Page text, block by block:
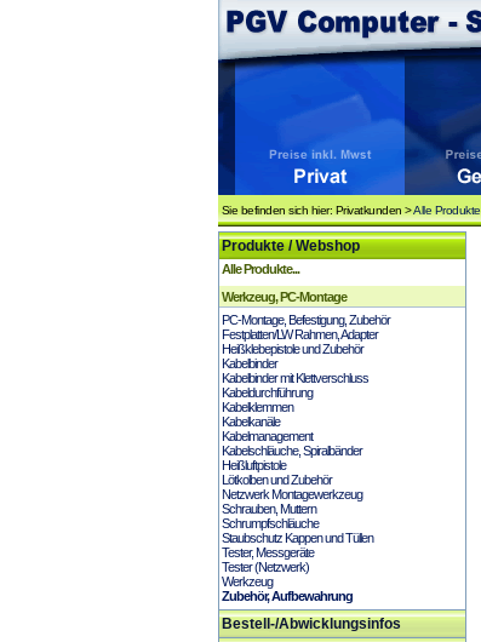
Sie befinden sich hier: Privatkunden >Alle Produkte
Produkte / Webshop
Alle Produkte...
Werkzeug, PC-Montage
PC-Montage, Befestigung, Zubehör
Festplatten/LW Rahmen, Adapter
Heißklebepistole und Zubehör
Kabelbinder
Kabelbinder mit Klettverschluss
Kabeldurchführung
Kabelklemmen
Kabelkanäle
Kabelmanagement
Kabelschläuche, Spiralbänder
Heißluftpistole
Lötkolben und Zubehör
Netzwerk Montagewerkzeug
Schrauben, Muttern
Schrumpfschläuche
Staubschutz Kappen und Tüllen
Tester, Messgeräte
Tester (Netzwerk)
Werkzeug
Zubehör, Aufbewahrung
Bestell-/Abwicklungsinfos